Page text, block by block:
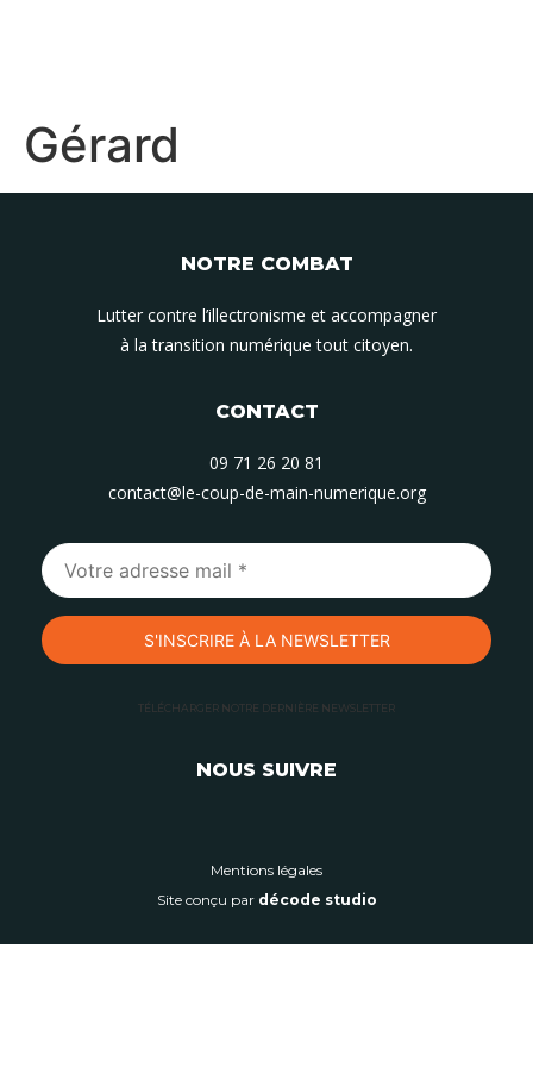
Gérard
NOTRE COMBAT
Lutter contre l’illectronisme et accompagner
à la transition numérique tout citoyen.
CONTACT
09 71 26 20 81
contact@le-coup-de-main-numerique.org
TÉLÉCHARGER NOTRE DERNIÈRE NEWSLETTER
NOUS SUIVRE
Mentions légales
Site conçu par décode studio